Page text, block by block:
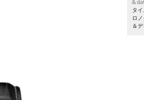
&
タ
ロ
＆